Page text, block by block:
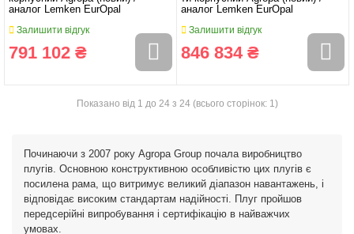
аналог Lemken EurOpal
Залишити відгук
791 102 ₴
аналог Lemken EurOpal
Залишити відгук
846 834 ₴
Показано від 1 до 24 з 24 (всього сторінок: 1)
Починаючи з 2007 року Agropa Group почала виробництво
плугів. Основною конструктивною особливістю цих плугів є
посилена рама, що витримує великий діапазон навантажень, і
відповідає високим стандартам надійності. Плуг пройшов
передсерійні випробування і сертифікацію в найважчих
умовах.